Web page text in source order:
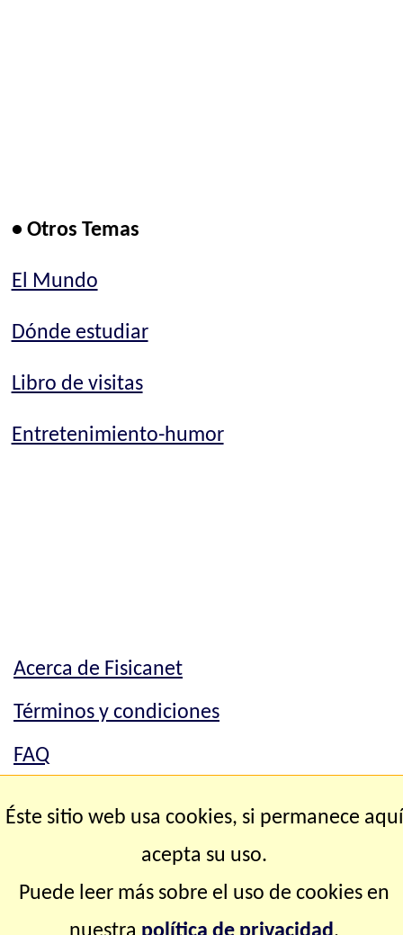
• Otros Temas
El Mundo
Dónde estudiar
Libro de visitas
Entretenimiento-humor
Acerca de Fisicanet
Términos y condiciones
FAQ
Mapa del sitio
Éste sitio web usa cookies, si permanece aquí
acepta su uso.
Puede leer más sobre el uso de cookies en